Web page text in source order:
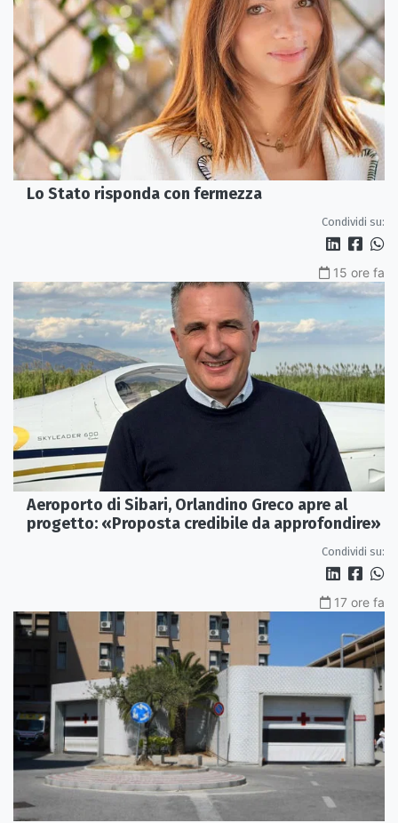
Lo Stato risponda con fermezza
Condividi su:
15 ore fa
Aeroporto di Sibari, Orlandino Greco apre al
progetto: «Proposta credibile da approfondire»
Condividi su:
17 ore fa